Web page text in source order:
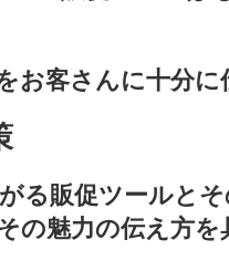
お客さんに十分に
る販促ツールと
の魅力の伝え方